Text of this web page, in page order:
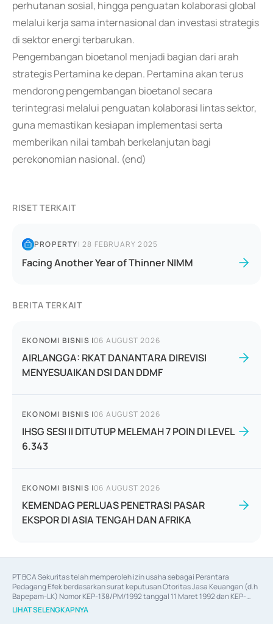
perhutanan sosial, hingga penguatan kolaborasi global
melalui kerja sama internasional dan investasi strategis
di sektor energi terbarukan.
Pengembangan bioetanol menjadi bagian dari arah
strategis Pertamina ke depan. Pertamina akan terus
mendorong pengembangan bioetanol secara
terintegrasi melalui penguatan kolaborasi lintas sektor,
guna memastikan kesiapan implementasi serta
memberikan nilai tambah berkelanjutan bagi
perekonomian nasional. (end)
RISET TERKAIT
PROPERTY|28 FEBRUARY 2025
Facing Another Year of Thinner NIMM
BERITA TERKAIT
EKONOMI BISNIS |06 AUGUST 2026
AIRLANGGA: RKAT DANANTARA DIREVISI
MENYESUAIKAN DSI DAN DDMF
EKONOMI BISNIS |06 AUGUST 2026
IHSG SESI II DITUTUP MELEMAH 7 POIN DI LEVEL
6.343
EKONOMI BISNIS |06 AUGUST 2026
KEMENDAG PERLUAS PENETRASI PASAR
EKSPOR DI ASIA TENGAH DAN AFRIKA
PT BCA Sekuritas telah memperoleh izin usaha sebagai Perantara
Pedagang Efek berdasarkan surat keputusan Otoritas Jasa Keuangan (d.h
Bapepam-LK) Nomor KEP-138/PM/1992 tanggal 11 Maret 1992 dan KEP-
06/D.04/2014 tanggal 28 Februari 2014, izin usaha sebagai Penjamin Emisi
Efek berdasarkan surat keputusan Otoritas Jasa Keuangan Nomor KEP-
LIHAT SELENGKAPNYA